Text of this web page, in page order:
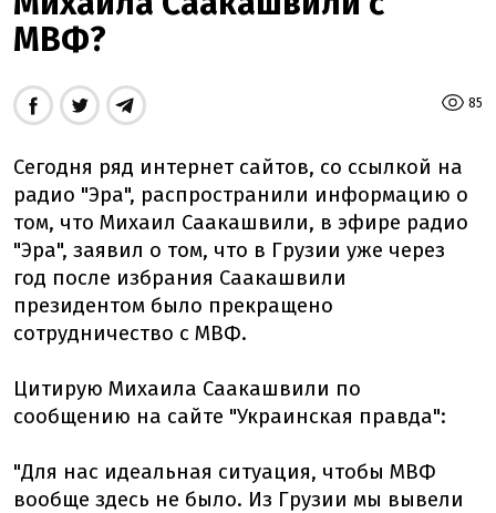
МВФ?
85
Сегодня ряд интернет сайтов, со ссылкой на
радио "Эра", распространили информацию о
том, что Михаил Саакашвили, в эфире радио
"Эра", заявил о том, что в Грузии уже через
год после избрания Саакашвили
президентом было прекращено
сотрудничество с МВФ.
Цитирую Михаила Саакашвили по
сообщению на сайте "Украинская правда":
"Для нас идеальная ситуация, чтобы МВФ
вообще здесь не было. Из Грузии мы вывели